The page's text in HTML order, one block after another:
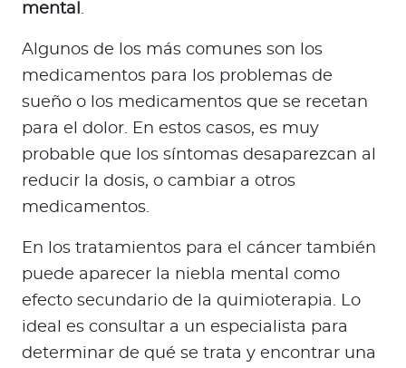
mental .
Algunos de los más comunes son los
medicamentos para los problemas de
sueño o los medicamentos que se recetan
para el dolor. En estos casos, es muy
probable que los síntomas desaparezcan al
reducir la dosis, o cambiar a otros
medicamentos.
En los tratamientos para el cáncer también
puede aparecer la niebla mental como
efecto secundario de la quimioterapia. Lo
ideal es consultar a un especialista para
determinar de qué se trata y encontrar una